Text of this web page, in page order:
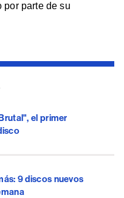
por parte de su
el primer
9 discos nuevos